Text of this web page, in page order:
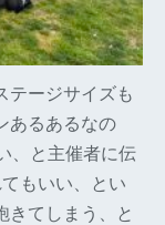
テージサイズも
あるあるなの
、と主催者に伝
もいい、とい
きてしまう、と